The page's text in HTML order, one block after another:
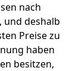
nach
und deshalb
Preise zu
haben
besitzen,